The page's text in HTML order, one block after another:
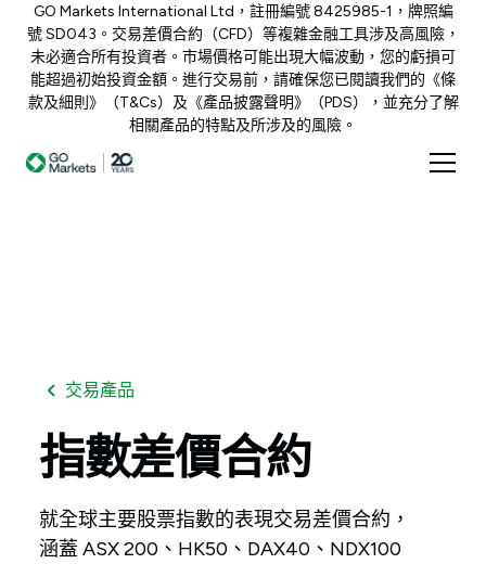
GO Markets International Ltd，註冊編號 8425985-1，牌照編
號 SD043。交易差價合約（CFD）等複雜金融工具涉及高風險，
未必適合所有投資者。市場價格可能出現大幅波動，您的虧損可
能超過初始投資金額。進行交易前，請確保您已閱讀我們的《條
款及細則》（T&Cs）及《產品披露聲明》（PDS），並充分了解
相關產品的特點及所涉及的風險。
交易產品
指數差價合約
就全球主要股票指數的表現交易差價合約，
涵蓋 ASX 200、HK50、DAX40、NDX100